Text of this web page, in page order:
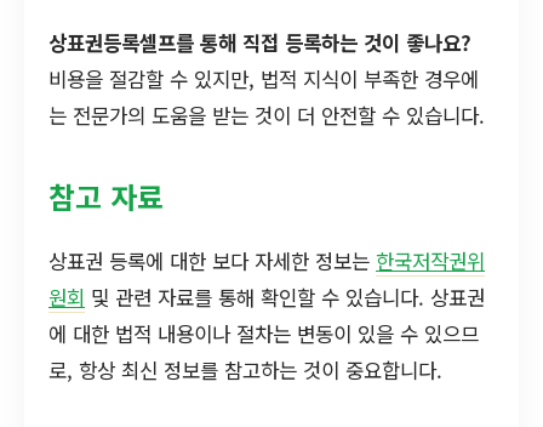
상표권등록셀프를 통해 직접 등록하는 것이 좋나요?
비용을 절감할 수 있지만, 법적 지식이 부족한 경우에
는 전문가의 도움을 받는 것이 더 안전할 수 있습니다.
참고 자료
상표권 등록에 대한 보다 자세한 정보는 한국저작권위
원회 및 관련 자료를 통해 확인할 수 있습니다. 상표권
에 대한 법적 내용이나 절차는 변동이 있을 수 있으므
로, 항상 최신 정보를 참고하는 것이 중요합니다.